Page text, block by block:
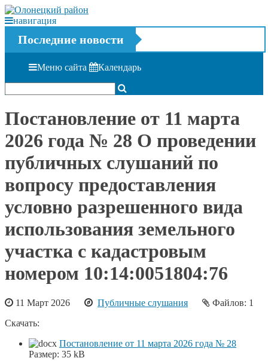
навигация
Последние новости
Меню сайта Календарь
Постановление от 11 марта
2026 года № 28 О проведении
публичных слушаний по
вопросу предоставления
условно разрешенного вида
использования земельного
участка с кадастровым
номером 10:14:0051804:76
11 Март 2026 Публичные слушания
Файлов: 1
Скачать:
Постановление от 11 марта 2026 года № 28
Размер: 35 kB